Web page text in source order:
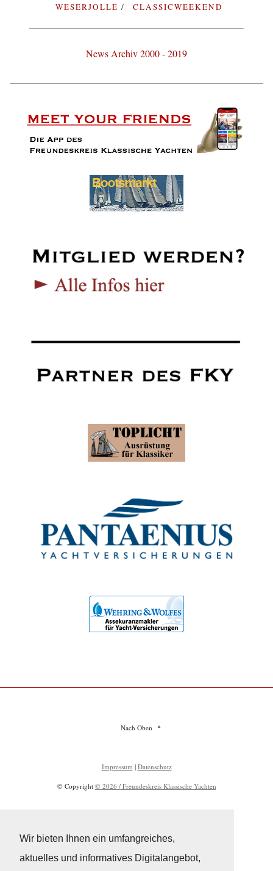
Wir bieten Ihnen ein umfangreiches,
aktuelles und informatives Digitalangebot,
WESERJOLLE
CLASSICWEEKEND
News Archiv 2000 - 2019
Nach Oben
Impressum | Datenschutz
© Copyright © 2026 / Freundeskreis Klassische Yachten